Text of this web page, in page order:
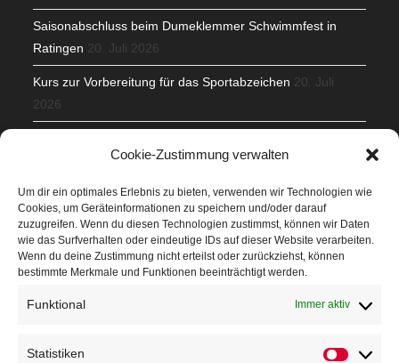
Cookie-Zustimmung verwalten
Um dir ein optimales Erlebnis zu bieten, verwenden wir Technologien wie
Cookies, um Geräteinformationen zu speichern und/oder darauf
zuzugreifen. Wenn du diesen Technologien zustimmst, können wir Daten
wie das Surfverhalten oder eindeutige IDs auf dieser Website verarbeiten.
Wenn du deine Zustimmung nicht erteilst oder zurückziehst, können
bestimmte Merkmale und Funktionen beeinträchtigt werden.
Funktional Immer aktiv
Statistiken
Saisonabschluss beim Dumeklemmer Schwimmfest in
Ratingen 20. Juli 2026
Kurs zur Vorbereitung für das Sportabzeichen 20. Juli
2026
Veranstaltungen
Höffner Run